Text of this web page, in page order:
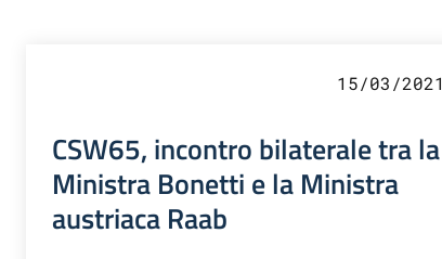
15/03/2021
CSW65, incontro bilaterale tra la
Ministra Bonetti e la Ministra
austriaca Raab